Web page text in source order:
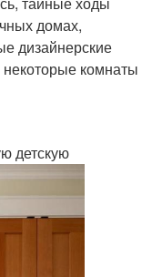
домах,
дизайнерские
некоторые комнаты
детскую